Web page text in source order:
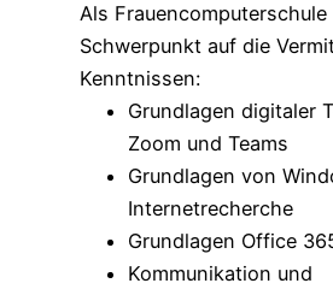
Als
Schwerpunkt auf die
Kenntnissen:
Grundlagen digitaler
Zoom und Teams
Grundlagen von
Internetrecherche
Grundlagen Office
Kommunikation und